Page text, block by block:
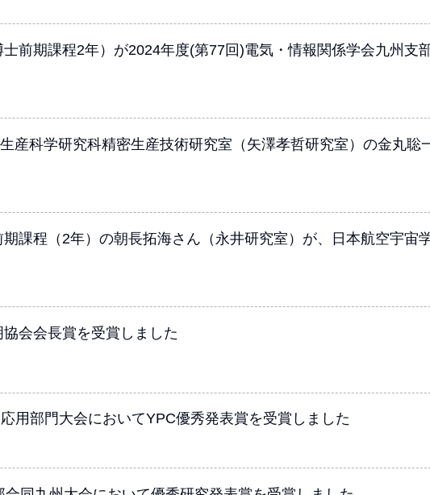
前期課程2年）が2024年度(第77回)電気・情報関係学会九州支
産科学研究科精密生産技術研究室（矢澤孝哲研究室）の金丸聡
程（2年）の朝長拓海さん（永井研究室）が、日本航空宇宙
会会長賞を受賞しました
用部門大会においてYPC優秀発表賞を受賞しました